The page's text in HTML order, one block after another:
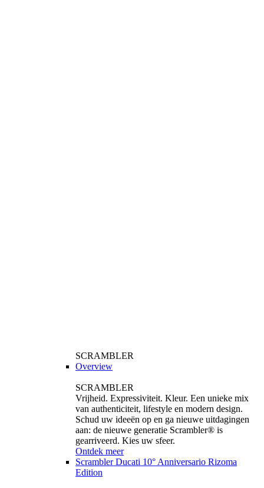
SCRAMBLER
Overview
SCRAMBLER
Vrijheid. Expressiviteit. Kleur. Een unieke mix
van authenticiteit, lifestyle en modern design.
Schud uw ideeën op en ga nieuwe uitdagingen
aan: de nieuwe generatie Scrambler® is
gearriveerd. Kies uw sfeer.
Ontdek meer
Scrambler Ducati 10° Anniversario Rizoma
Edition